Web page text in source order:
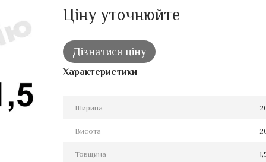
Ціну уточнюйте
Дізнатися ціну
Характеристики
Ширина
Висота
Товщина